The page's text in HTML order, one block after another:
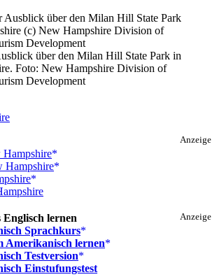
über den Milan Hill State Park in
Foto: New Hampshire Division of
Development
Anzeige
Hampshire
Hampshire
Anzeige
Englisch lernen
Sprachkurs
Amerikanisch lernen
Testversion
Einstufungstest